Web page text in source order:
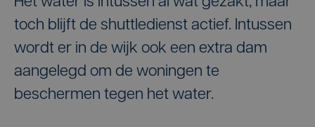
toch blijft de shuttledienst actief. Intussen
wordt er in de wijk ook een extra dam
aangelegd om de woningen te
beschermen tegen het water.